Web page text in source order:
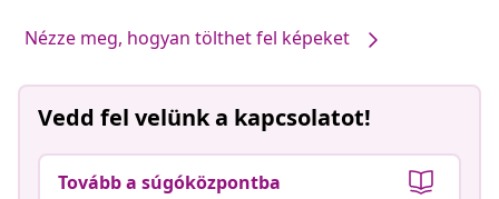
Nézze meg, hogyan tölthet fel képeket
Vedd fel velünk a kapcsolatot!
Tovább a súgóközpontba